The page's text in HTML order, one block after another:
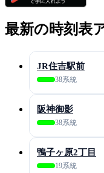
最新の時刻表
JR住吉駅前
38系統
阪神御影
38系統
鴨子ヶ原2丁目
19系統